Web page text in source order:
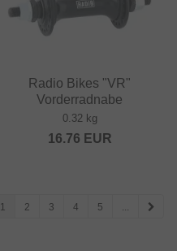
Radio Bikes "VR"
Vorderradnabe
0.32 kg
16.76 EUR
1 2 3 4 5 ...